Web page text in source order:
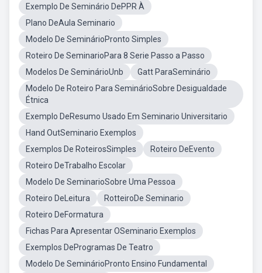
Exemplo De Seminário DePPR À
Plano DeAula Seminario
Modelo De SeminárioPronto Simples
Roteiro De SeminarioPara 8 Serie Passo a Passo
Modelos De SeminárioUnb
Gatt ParaSeminário
Modelo De Roteiro Para SeminárioSobre Desigualdade
Étnica
Exemplo DeResumo Usado Em Seminario Universitario
Hand OutSeminario Exemplos
Exemplos De RoteirosSimples
Roteiro DeEvento
Roteiro DeTrabalho Escolar
Modelo De SeminarioSobre Uma Pessoa
Roteiro DeLeitura
RotteiroDe Seminario
Roteiro DeFormatura
Fichas Para Apresentar OSeminario Exemplos
Exemplos DeProgramas De Teatro
Modelo De SeminárioPronto Ensino Fundamental